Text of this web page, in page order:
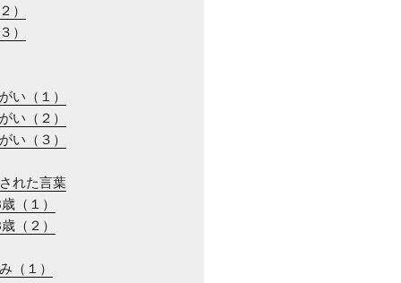
）
）
い（１）
い（２）
い（３）
れた言葉
（１）
（２）
（１）